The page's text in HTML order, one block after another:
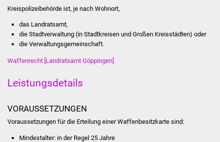
Kreispolizeibehörde ist, je nach Wohnort,
das Landratsamt,
die Stadtverwaltung (in Stadtkreisen und Großen Kreisstädten) oder
die Verwaltungsgemeinschaft.
Waffenrecht [Landratsamt Göppingen]
Leistungsdetails
VORAUSSETZUNGEN
Voraussetzungen für die Erteilung einer Waffenbesitzkarte sind:
Mindestalter: in der Regel 25 Jahre